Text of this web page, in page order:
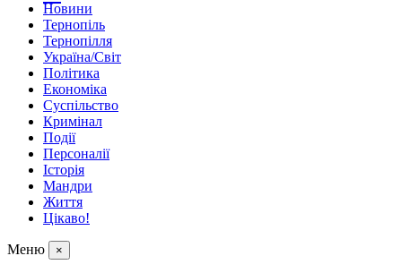
Новини
Тернопіль
Тернопілля
Україна/Світ
Політика
Економіка
Суспільство
Кримінал
Події
Персоналії
Історія
Мандри
Життя
Цікаво!
Меню ×